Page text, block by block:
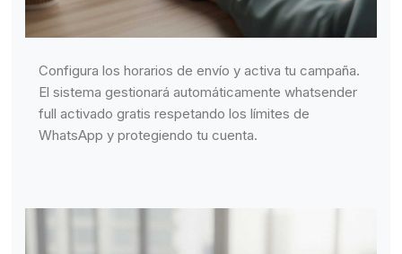
Configura los horarios de envío y activa tu campaña.
El sistema gestionará automáticamente whatsender
full activado gratis respetando los límites de
WhatsApp y protegiendo tu cuenta.